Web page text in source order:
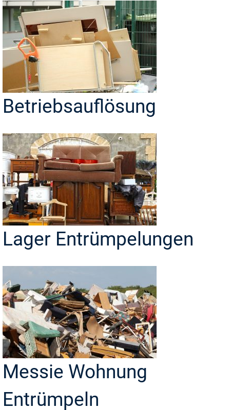
Betriebsauflösung
Lager Entrümpelungen
Messie Wohnung
Entrümpeln